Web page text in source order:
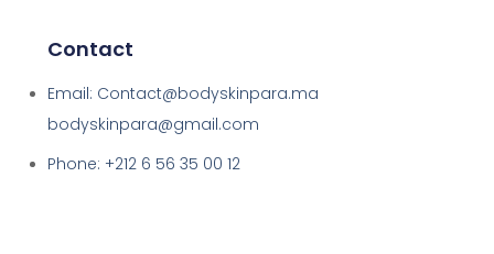
Contact
Email: Contact@bodyskinpara.ma
bodyskinpara@gmail.com
Phone: +212 6 56 35 00 12